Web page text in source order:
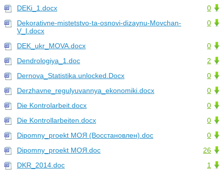
0
DEKi_1.docx
0
Dekorativne-mistetstvo-ta-osnovi-dizaynu-Movchan-
V_I.docx
0
DEK_ukr_MOVA.docx
2
Dendrologiya_1.doc
0
Dernova_Statistika.unlocked.Docx
0
Derzhavne_regulyuvannya_ekonomiki.docx
0
Die Kontrolarbeit.docx
0
Die Kontrollarbeiten.docx
0
Dipomny_proekt МОЯ (Восстановлен).doc
26
Dipomny_proekt МОЯ.doc
1
DKR_2014.doc